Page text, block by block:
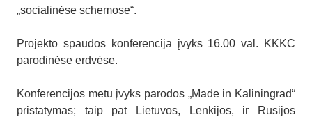
„socialinėse schemose“.
Projekto spaudos konferencija įvyks 16.00 val. KKKC
parodinėse erdvėse.
Konferencijos metu įvyks parodos „Made in Kaliningrad“
pristatymas; taip pat Lietuvos, Lenkijos, ir Rusijos